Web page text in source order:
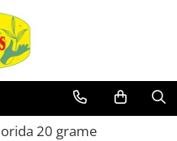
20 grame